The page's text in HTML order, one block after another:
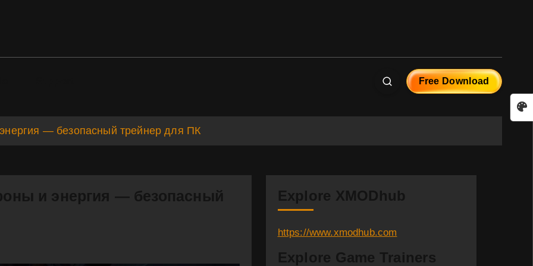
Free Download
— безопасный трейнер для ПК
и энергия — безопасный
Explore XMODhub
https://www.xmodhub.com
Explore Game Trainers